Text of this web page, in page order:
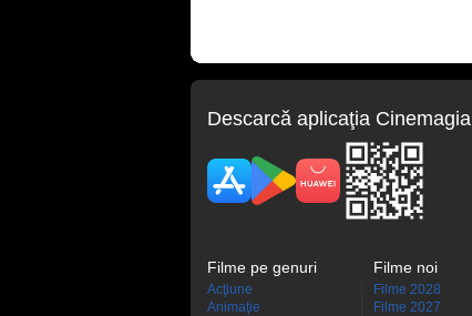
Descarcă aplicaţia Cinemagia
Filme pe genuri
Acţiune
Animaţie
Filme noi
Filme 2028
Filme 2027